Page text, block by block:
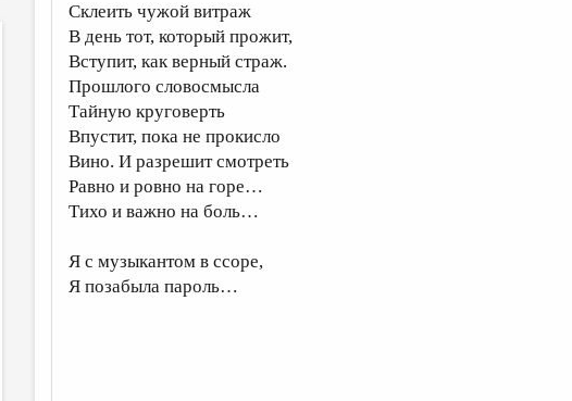
Склеить чужой витраж
В день тот, который прожит,
Вступит, как верный страж.
Прошлого словосмысла
Тайную круговерть
Впустит, пока не прокисло
Вино. И разрешит смотреть
Равно и ровно на горе…
Тихо и важно на боль…
Я с музыкантом в ссоре,
Я позабыла пароль…